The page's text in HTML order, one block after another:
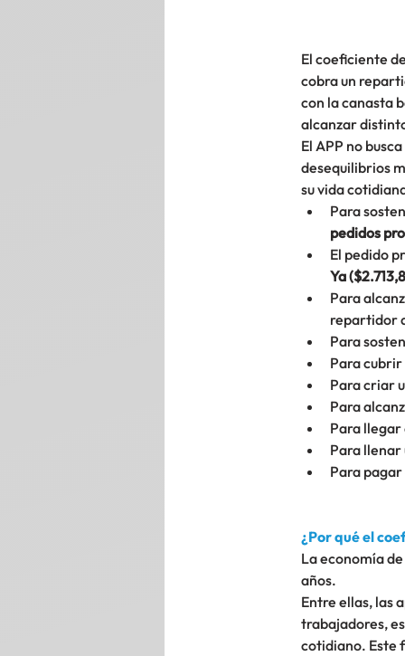
El coeficiente de
cobra un
con la canasta
alcanzar
El APP no
desequilibrios
su vida
Para
pedidos
El pedido
Ya
Para
repartidor
Para
Para
Para criar
Para
Para llegar
Para llenar
Para
¿Por qué el
La economía
años.
Entre ellas, las
trabajadores,
cotidiano. Este